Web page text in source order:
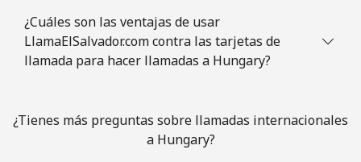
¿Cuáles son las ventajas de usar
LlamaElSalvador.com contra las tarjetas de
llamada para hacer llamadas a Hungary?
¿Tienes más preguntas sobre llamadas internacionales
a Hungary?